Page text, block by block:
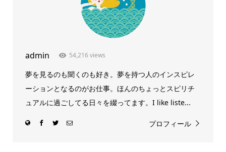
admin 54,216 views
夢を見るのも聞くのも好き。夢を持つ人のインスピレ
ーションとなるのがお仕事。ほんのちょっとスピリチ
ュアルに過ごしてる日々を綴ってます。I like liste...
プロフィール